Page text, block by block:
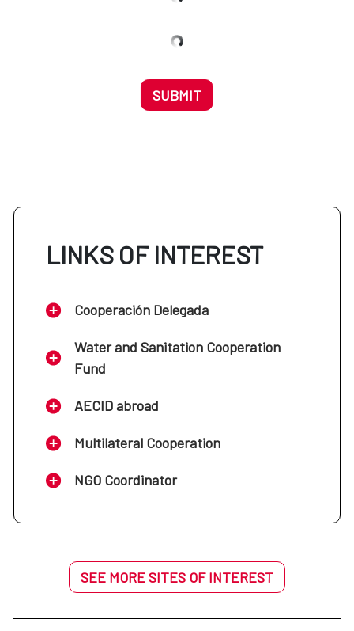
SUBMIT
LINKS OF INTEREST
Cooperación Delegada
Water and Sanitation Cooperation
Fund
AECID abroad
Multilateral Cooperation
NGO Coordinator
SEE MORE SITES OF INTEREST